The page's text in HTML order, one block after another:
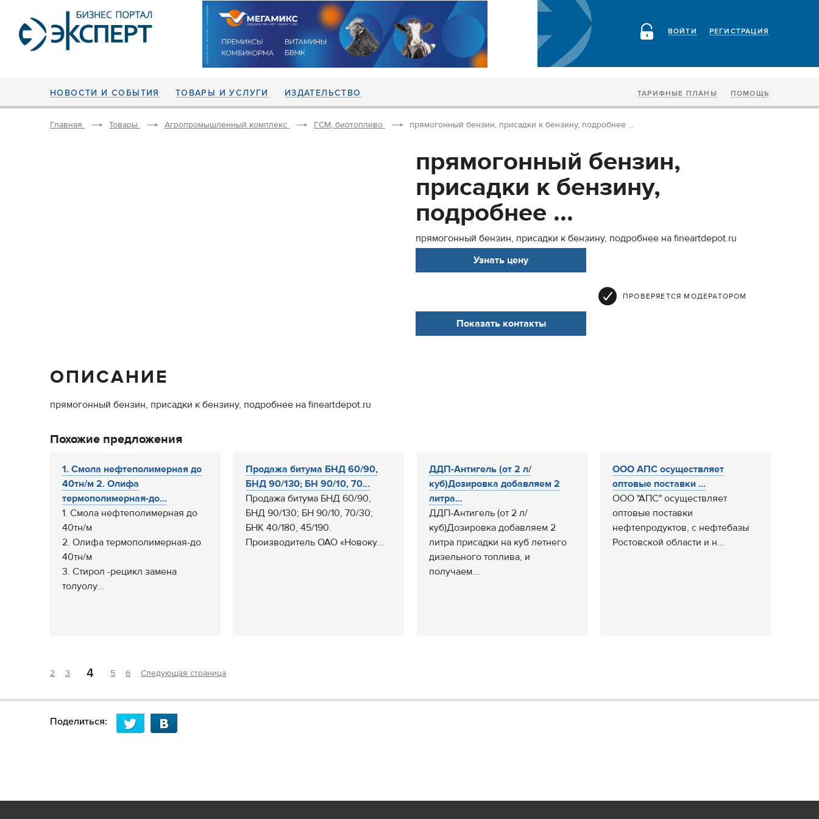
РЕГИСТРАЦИЯ
ВОЙТИ
НОВОСТИ И СОБЫТИЯ ТОВАРЫ И УСЛУГИ ИЗДАТЕЛЬСТВО ТАРИФНЫЕ ПЛАНЫ ПОМОЩЬ
Главная Товары Агропромышленный комплекс ГСМ, биотопливо прямогонный бензин, присадки к бензину, подробнее ...
прямогонный бензин,
присадки к бензину,
подробнее ...
прямогонный бензин, присадки к бензину, подробнее на fineartdepot.ru
Узнать цену
ПРОВЕРЯЕТСЯ МОДЕРАТОРОМ
Показать контакты
ОПИСАНИЕ
прямогонный бензин, присадки к бензину, подробнее на fineartdepot.ru
Похожие предложения
1. Смола нефтеполимерная до
40тн/м 2. Олифа
термополимерная-до...
1. Смола нефтеполимерная до
40тн/м
2. Олифа термополимерная-до
40тн/м
3. Стирол -рецикл замена
толуолу...
Продажа битума БНД 60/90,
БНД 90/130; БН 90/10, 70...
Продажа битума БНД 60/90,
БНД 90/130; БН 90/10, 70/30;
БНК 40/180, 45/190.
Производитель ОАО «Новоку...
ДДП-Антигель (от 2 л/
куб)Дозировка добавляем 2
литра...
ДДП-Антигель (от 2 л/
куб)Дозировка добавляем 2
литра присадки на куб летнего
дизельного топлива, и
получаем...
ООО АПС осуществляет
оптовые поставки ...
ООО "АПС" осуществляет
оптовые поставки
нефтепродуктов, с нефтебазы
Ростовской области и н...
2 3 4 5 6 Следующая страница
Поделиться: